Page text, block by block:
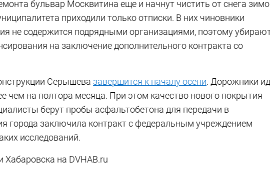
бульвар Москвитина еще и начнут чистить от снега
приходили только отписки. В них чиновники
не содержится подрядными организациями, поэтому
на заключение дополнительного контракта со
Серышева завершится к началу осени. Дорожники
чем на полтора месяца. При этом качество нового покрытия
берут пробы асфальтобетона для передачи в
города заключила контракт с федеральным учреждением
исследований.
Хабаровска на DVHAB.ru